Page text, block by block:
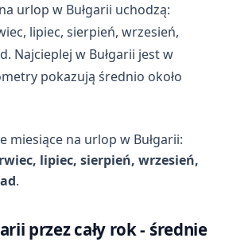
urlop w Bułgarii uchodzą:
lipiec, sierpień, wrzesień,
Najcieplej w Bułgarii jest w
pokazują średnio około
miesiące na urlop w Bułgarii:
lipiec, sierpień, wrzesień,
.
przez cały rok - średnie